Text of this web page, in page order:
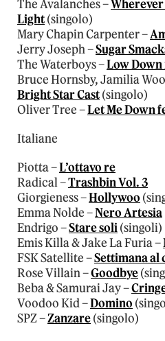
The Avalanches –
Light(singolo)
Mary Chapin Carpenter –
Jerry Joseph –Sugar
The Waterboys –Low
Bruce Hornsby, Jamilia
Bright Star Cast(singolo)
Oliver Tree –Let Me Down
Italiane
Piotta –L’ottavo re
Radical –Trashbin Vol. 3
Giorgieness –Hollywoo
Emma Nolde –Nero Artesia
Endrigo –Stare soli(singoli)
Emis Killa & Jake La Furia –
FSK Satellite –Settimana al
Rose Villain –Goodbye
Beba & Samurai Jay –
Voodoo Kid –Domino
SPZ –Zanzare(singolo)